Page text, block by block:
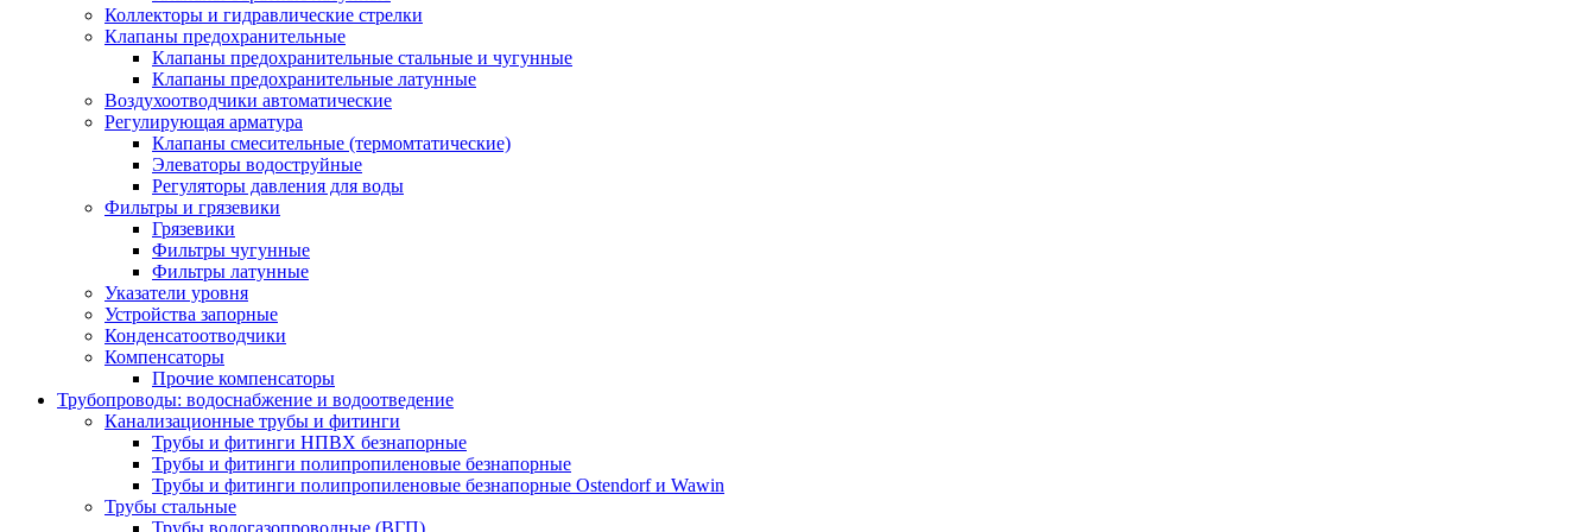
Коллекторы и гидравлические стрелки
Клапаны предохранительные
Клапаны предохранительные стальные и чугунные
Клапаны предохранительные латунные
Воздухоотводчики автоматические
Регулирующая арматура
Клапаны смесительные (термомтатические)
Элеваторы водоструйные
Регуляторы давления для воды
Фильтры и грязевики
Грязевики
Фильтры чугунные
Фильтры латунные
Указатели уровня
Устройства запорные
Конденсатоотводчики
Компенсаторы
Прочие компенсаторы
Трубопроводы: водоснабжение и водоотведение
Канализационные трубы и фитинги
Трубы и фитинги НПВХ безнапорные
Трубы и фитинги полипропиленовые безнапорные
Трубы и фитинги полипропиленовые безнапорные Ostendorf и Wawin
Трубы стальные
Трубы водогазопроводные (ВГП)